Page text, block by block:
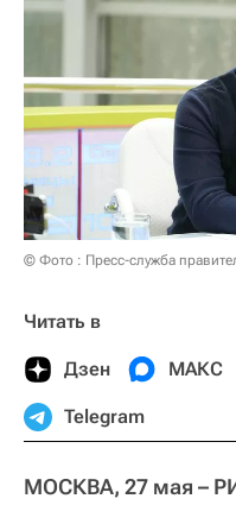
© Фото : Пресс-служба
Читать в
Дзен МАКС
Telegram
МОСКВА, 27 мая –